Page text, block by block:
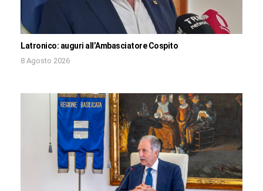
Latronico: auguri all’Ambasciatore Cospito
8 Agosto 2026